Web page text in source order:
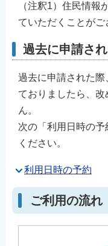
（注釈1）住民情報
ていただくことがご
過去に申請さ
過去に申請された
ておりましたら、
ん。
次の「利用日時の
ください。
利用日時の予約
ご利用の流れ